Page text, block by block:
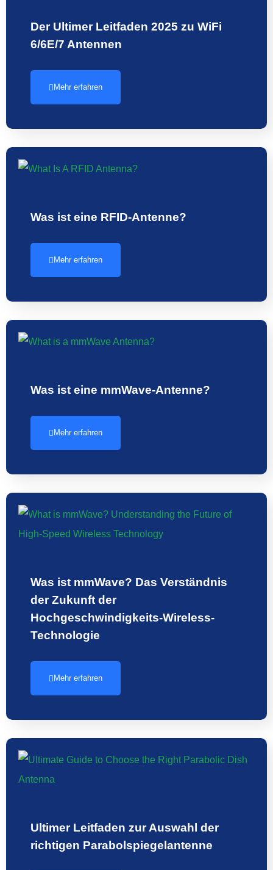
Der Ultimer Leitfaden 2025 zu WiFi
6/6E/7 Antennen
Mehr erfahren
Was ist eine RFID-Antenne?
Mehr erfahren
Was ist eine mmWave-Antenne?
Mehr erfahren
Was ist mmWave? Das Verständnis
der Zukunft der
Hochgeschwindigkeits-Wireless-
Technologie
Mehr erfahren
Ultimer Leitfaden zur Auswahl der
richtigen Parabolspiegelantenne